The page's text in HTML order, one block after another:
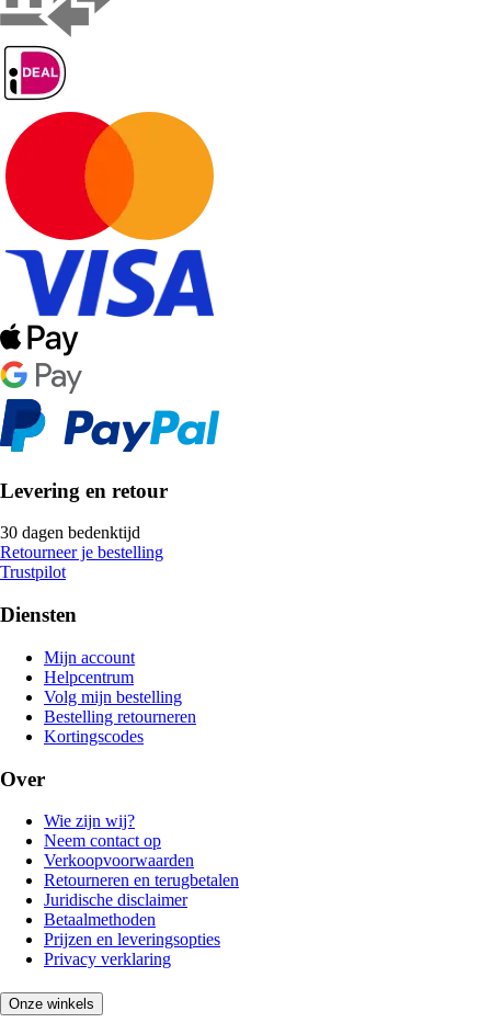
Levering en retour
30 dagen bedenktijd
Retourneer je bestelling
Trustpilot
Diensten
Mijn account
Helpcentrum
Volg mijn bestelling
Bestelling retourneren
Kortingscodes
Over
Wie zijn wij?
Neem contact op
Verkoopvoorwaarden
Retourneren en terugbetalen
Juridische disclaimer
Betaalmethoden
Prijzen en leveringsopties
Privacy verklaring
Onze winkels